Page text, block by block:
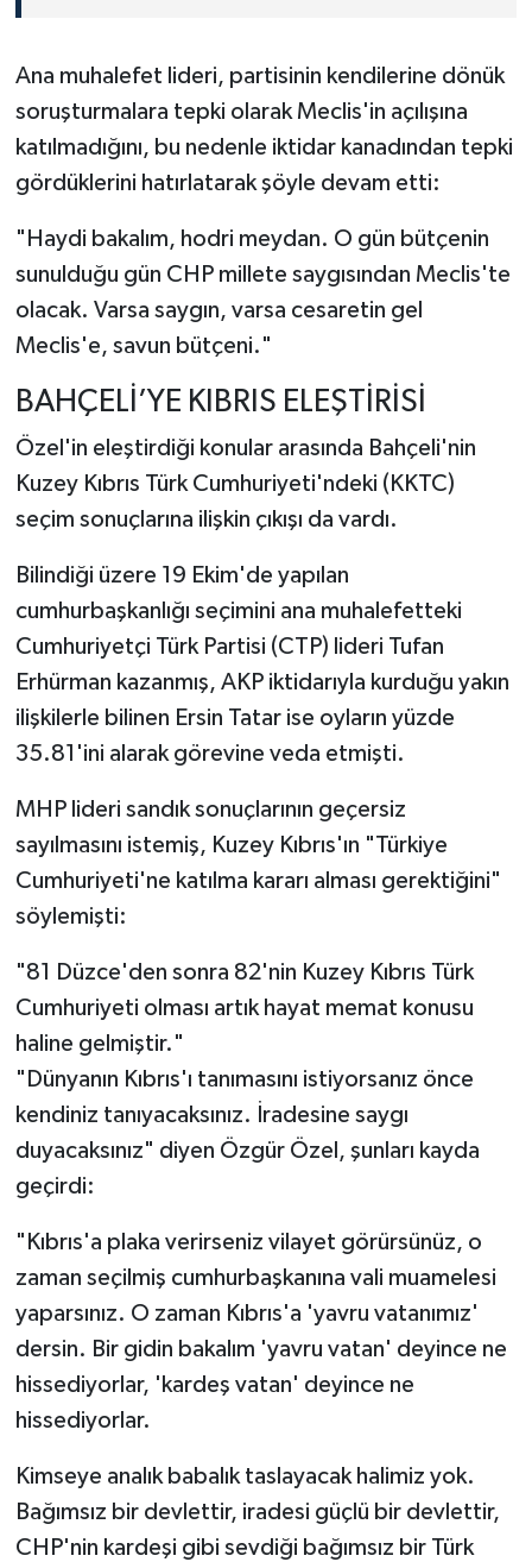
Ana muhalefet lideri, partisinin kendilerine dönük
soruşturmalara tepki olarak Meclis'in açılışına
katılmadığını, bu nedenle iktidar kanadından tepki
gördüklerini hatırlatarak şöyle devam etti:
"Haydi bakalım, hodri meydan. O gün bütçenin
sunulduğu gün CHP millete saygısından Meclis'te
olacak. Varsa saygın, varsa cesaretin gel
Meclis'e, savun bütçeni."
BAHÇELİ’YE KIBRIS ELEŞTİRİSİ
Özel'in eleştirdiği konular arasında Bahçeli'nin
Kuzey Kıbrıs Türk Cumhuriyeti'ndeki (KKTC)
seçim sonuçlarına ilişkin çıkışı da vardı.
Bilindiği üzere 19 Ekim'de yapılan
cumhurbaşkanlığı seçimini ana muhalefetteki
Cumhuriyetçi Türk Partisi (CTP) lideri Tufan
Erhürman kazanmış, AKP iktidarıyla kurduğu yakın
ilişkilerle bilinen Ersin Tatar ise oyların yüzde
35.81'ini alarak görevine veda etmişti.
MHP lideri sandık sonuçlarının geçersiz
sayılmasını istemiş, Kuzey Kıbrıs'ın "Türkiye
Cumhuriyeti'ne katılma kararı alması gerektiğini"
söylemişti:
"81 Düzce'den sonra 82'nin Kuzey Kıbrıs Türk
Cumhuriyeti olması artık hayat memat konusu
haline gelmiştir."
"Dünyanın Kıbrıs'ı tanımasını istiyorsanız önce
kendiniz tanıyacaksınız. İradesine saygı
duyacaksınız" diyen Özgür Özel, şunları kayda
geçirdi:
"Kıbrıs'a plaka verirseniz vilayet görürsünüz, o
zaman seçilmiş cumhurbaşkanına vali muamelesi
yaparsınız. O zaman Kıbrıs'a 'yavru vatanımız'
dersin. Bir gidin bakalım 'yavru vatan' deyince ne
hissediyorlar, 'kardeş vatan' deyince ne
hissediyorlar.
Kimseye analık babalık taslayacak halimiz yok.
Bağımsız bir devlettir, iradesi güçlü bir devlettir,
CHP'nin kardeşi gibi sevdiği bağımsız bir Türk